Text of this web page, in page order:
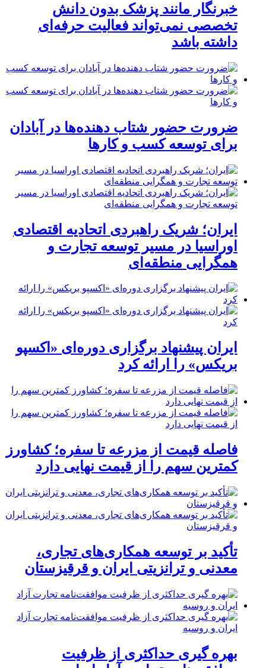
خبرنگار مانند پزشک بدون دانش
تخصصی نمی‌تواند فعالیت حرفه‌ای
داشته باشد
ضرورت حضور شتاب ‌دهنده‌ها در آبادان
برای توسعه کسب‌ و کارها
ایران؛ شریک راهبردی اتحادیه اقتصادی
اوراسیا در مسیر توسعه تجارت و
همگرایی منطقه‌ای
ایران پیشنهاد برگزاری دوره‌ای «اکسپو
بریکس» را ارائه کرد
فاصله قیمت از مزرعه تا سفره؛ کشاورز
کمترین سهم را از قیمت نهایی دارد
تأکید بر توسعه همکاری‌های تجاری،
معدنی و ترانزیتی ایران و قرقیزستان
بهره گیری حداکثری از ظرفیت